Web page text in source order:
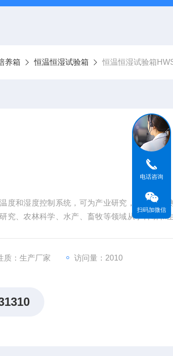
养箱 恒温恒湿试验箱 恒温恒湿试验箱
度和湿度控制系统，可为产业研究，生物技术
究、农林科学、水产、畜牧等领域从事科研和
质：生产厂家 访问量：2010
电话咨询
扫码加微信